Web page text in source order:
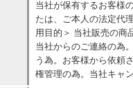
当社が保有するお客様
たは、ご本人の法定代
用目的＞ 当社販売の商
当社からのご連絡の為
う為。お客様から依頼
権管理の為。当社キャ